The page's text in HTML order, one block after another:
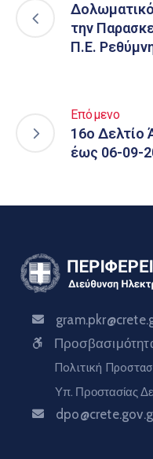
την
Π.Ε.
Επόμενο
16o Δελτίο
έως 06-09-
Πολιτική
Υπ. Προστασίας